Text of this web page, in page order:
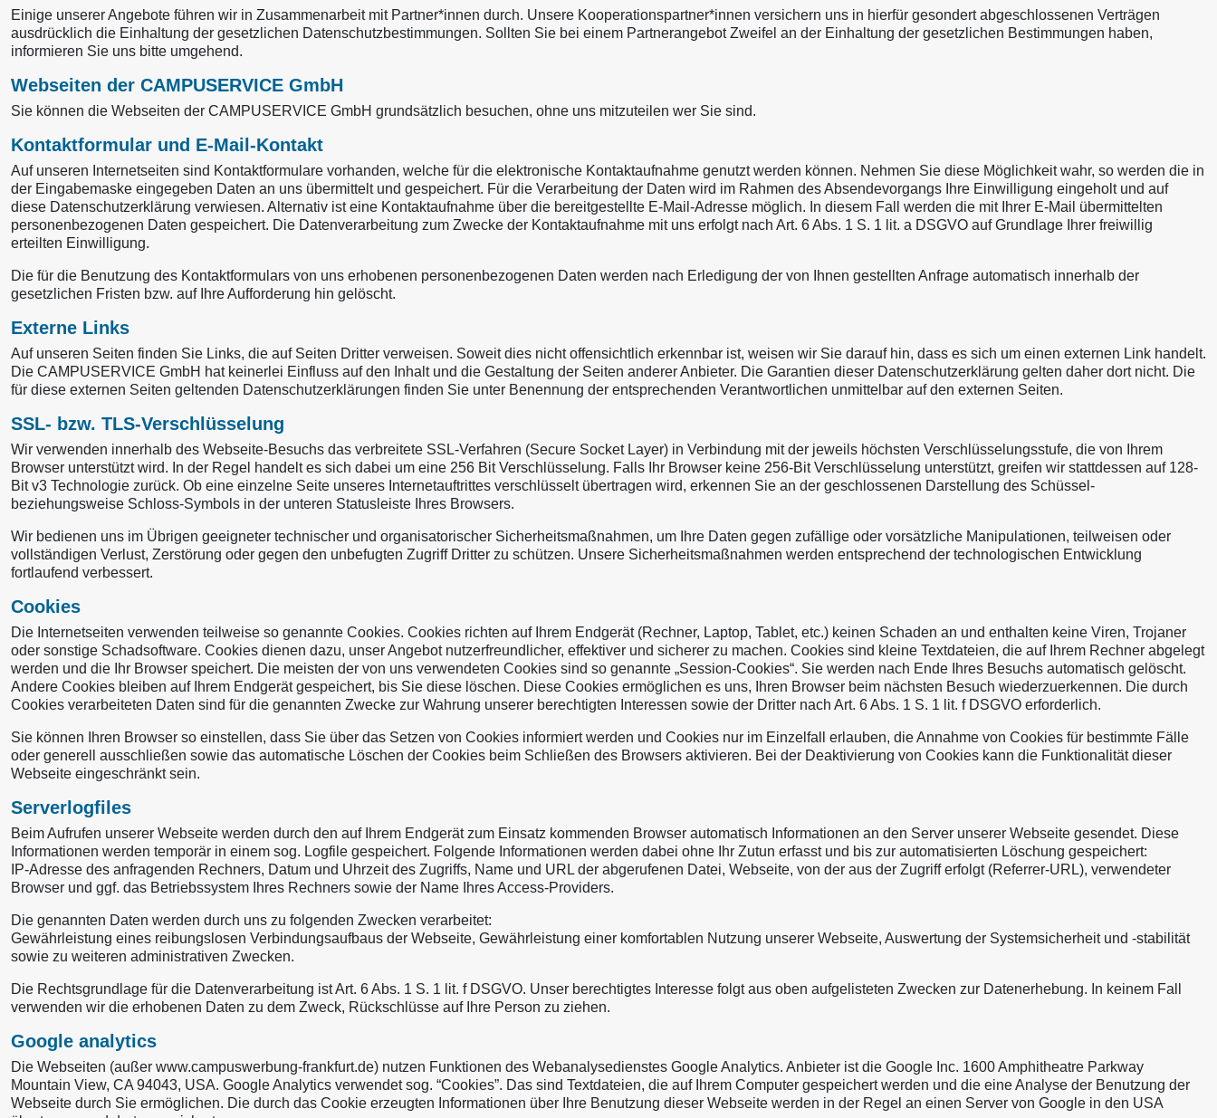
Einige unserer Angebote führen wir in Zusammenarbeit mit Partner*innen durch. Unsere Kooperationspartner*innen versichern uns in hierfür gesondert abgeschlossenen Verträgen
ausdrücklich die Einhaltung der gesetzlichen Datenschutzbestimmungen. Sollten Sie bei einem Partnerangebot Zweifel an der Einhaltung der gesetzlichen Bestimmungen haben,
informieren Sie uns bitte umgehend.
Webseiten der CAMPUSERVICE GmbH
Sie können die Webseiten der CAMPUSERVICE GmbH grundsätzlich besuchen, ohne uns mitzuteilen wer Sie sind.
Kontaktformular und E‑Mail-Kontakt
Auf unseren Internetseiten sind Kontaktformulare vorhanden, welche für die elektronische Kontaktaufnahme genutzt werden können. Nehmen Sie diese Möglichkeit wahr, so werden die in
der Eingabemaske eingegeben Daten an uns übermittelt und gespeichert. Für die Verarbeitung der Daten wird im Rahmen des Absendevorgangs Ihre Einwilligung eingeholt und auf
diese Datenschutzerklärung verwiesen. Alternativ ist eine Kontaktaufnahme über die bereitgestellte E‑Mail-Adresse möglich. In diesem Fall werden die mit Ihrer E‑Mail übermittelten
personenbezogenen Daten gespeichert. Die Datenverarbeitung zum Zwecke der Kontaktaufnahme mit uns erfolgt nach Art. 6 Abs. 1 S. 1 lit. a DSGVO auf Grundlage Ihrer freiwillig
erteilten Einwilligung.
Die für die Benutzung des Kontaktformulars von uns erhobenen personenbezogenen Daten werden nach Erledigung der von Ihnen gestellten Anfrage automatisch innerhalb der
gesetzlichen Fristen bzw. auf Ihre Aufforderung hin gelöscht.
Externe Links
Auf unseren Seiten finden Sie Links, die auf Seiten Dritter verweisen. Soweit dies nicht offensichtlich erkennbar ist, weisen wir Sie darauf hin, dass es sich um einen externen Link handelt.
Die CAMPUSERVICE GmbH hat keinerlei Einfluss auf den Inhalt und die Gestaltung der Seiten anderer Anbieter. Die Garantien dieser Datenschutzerklärung gelten daher dort nicht. Die
für diese externen Seiten geltenden Datenschutzerklärungen finden Sie unter Benennung der entsprechenden Verantwortlichen unmittelbar auf den externen Seiten.
SSL- bzw. TLS-Verschlüsselung
Wir verwenden innerhalb des Webseite-Besuchs das verbreitete SSL-Verfahren (Secure Socket Layer) in Verbindung mit der jeweils höchsten Verschlüsselungsstufe, die von Ihrem
Browser unterstützt wird. In der Regel handelt es sich dabei um eine 256 Bit Verschlüsselung. Falls Ihr Browser keine 256-Bit Verschlüsselung unterstützt, greifen wir stattdessen auf 128-
Bit v3 Technologie zurück. Ob eine einzelne Seite unseres Internetauftrittes verschlüsselt übertragen wird, erkennen Sie an der geschlossenen Darstellung des Schüssel-
beziehungsweise Schloss-Symbols in der unteren Statusleiste Ihres Browsers.
Wir bedienen uns im Übrigen geeigneter technischer und organisatorischer Sicherheitsmaßnahmen, um Ihre Daten gegen zufällige oder vorsätzliche Manipulationen, teilweisen oder
vollständigen Verlust, Zerstörung oder gegen den unbefugten Zugriff Dritter zu schützen. Unsere Sicherheitsmaßnahmen werden entsprechend der technologischen Entwicklung
fortlaufend verbessert.
Cookies
Die Internetseiten verwenden teilweise so genannte Cookies. Cookies richten auf Ihrem Endgerät (Rechner, Laptop, Tablet, etc.) keinen Schaden an und enthalten keine Viren, Trojaner
oder sonstige Schadsoftware. Cookies dienen dazu, unser Angebot nutzerfreundlicher, effektiver und sicherer zu machen. Cookies sind kleine Textdateien, die auf Ihrem Rechner abgelegt
werden und die Ihr Browser speichert. Die meisten der von uns verwendeten Cookies sind so genannte „Session-Cookies“. Sie werden nach Ende Ihres Besuchs automatisch gelöscht.
Andere Cookies bleiben auf Ihrem Endgerät gespeichert, bis Sie diese löschen. Diese Cookies ermöglichen es uns, Ihren Browser beim nächsten Besuch wiederzuerkennen. Die durch
Cookies verarbeiteten Daten sind für die genannten Zwecke zur Wahrung unserer berechtigten Interessen sowie der Dritter nach Art. 6 Abs. 1 S. 1 lit. f DSGVO erforderlich.
Sie können Ihren Browser so einstellen, dass Sie über das Setzen von Cookies informiert werden und Cookies nur im Einzelfall erlauben, die Annahme von Cookies für bestimmte Fälle
oder generell ausschließen sowie das automatische Löschen der Cookies beim Schließen des Browsers aktivieren. Bei der Deaktivierung von Cookies kann die Funktionalität dieser
Webseite eingeschränkt sein.
Serverlogfiles
Beim Aufrufen unserer Webseite werden durch den auf Ihrem Endgerät zum Einsatz kommenden Browser automatisch Informationen an den Server unserer Webseite gesendet. Diese
Informationen werden temporär in einem sog. Logfile gespeichert. Folgende Informationen werden dabei ohne Ihr Zutun erfasst und bis zur automatisierten Löschung gespeichert:
IP-Adresse des anfragenden Rechners, Datum und Uhrzeit des Zugriffs, Name und URL der abgerufenen Datei, Webseite, von der aus der Zugriff erfolgt (Referrer-URL), verwendeter
Browser und ggf. das Betriebssystem Ihres Rechners sowie der Name Ihres Access-Providers.
Die genannten Daten werden durch uns zu folgenden Zwecken verarbeitet:
Gewährleistung eines reibungslosen Verbindungsaufbaus der Webseite, Gewährleistung einer komfortablen Nutzung unserer Webseite, Auswertung der Systemsicherheit und ‑stabilität
sowie zu weiteren administrativen Zwecken.
Die Rechtsgrundlage für die Datenverarbeitung ist Art. 6 Abs. 1 S. 1 lit. f DSGVO. Unser berechtigtes Interesse folgt aus oben aufgelisteten Zwecken zur Datenerhebung. In keinem Fall
verwenden wir die erhobenen Daten zu dem Zweck, Rückschlüsse auf Ihre Person zu ziehen.
Google analytics
Die Webseiten (außer www.campuswerbung-frankfurt.de) nutzen Funktionen des Webanalysedienstes Google Analytics. Anbieter ist die Google Inc. 1600 Amphitheatre Parkway
Mountain View, CA 94043, USA. Google Analytics verwendet sog. “Cookies”. Das sind Textdateien, die auf Ihrem Computer gespeichert werden und die eine Analyse der Benutzung der
Webseite durch Sie ermöglichen. Die durch das Cookie erzeugten Informationen über Ihre Benutzung dieser Webseite werden in der Regel an einen Server von Google in den USA